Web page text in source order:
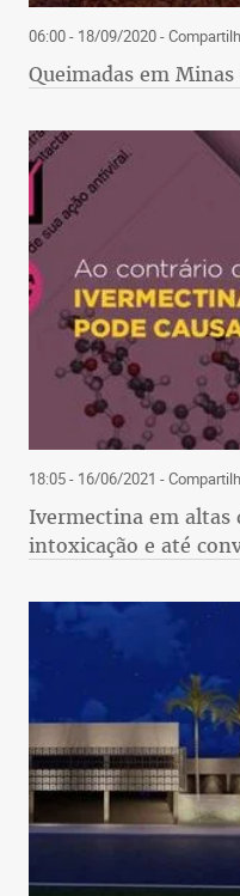
06:00 - 18/09/2020-
Queimadas em
18:05 - 16/06/2021 -
Ivermectina em altas
intoxicação e até